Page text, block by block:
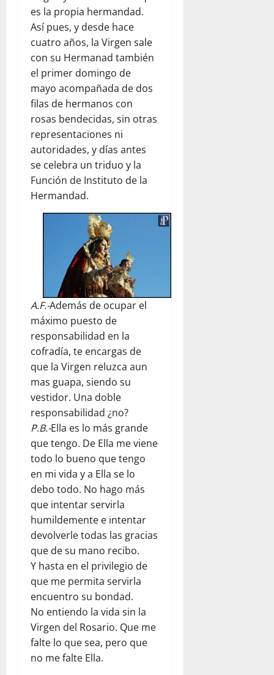
es la propia hermandad.
Así pues, y desde hace
cuatro años, la Virgen sale
con su Hermanad también
el primer domingo de
mayo acompañada de dos
filas de hermanos con
rosas bendecidas, sin otras
representaciones ni
autoridades, y días antes
se celebra un triduo y la
Función de Instituto de la
Hermandad.
A.F.-Además de ocupar el
máximo puesto de
responsabilidad en la
cofradía, te encargas de
que la Virgen reluzca aun
mas guapa, siendo su
vestidor. Una doble
responsabilidad ¿no?
P.B.-Ella es lo más grande
que tengo. De Ella me viene
todo lo bueno que tengo
en mi vida y a Ella se lo
debo todo. No hago más
que intentar servirla
humildemente e intentar
devolverle todas las gracias
que de su mano recibo.
Y hasta en el privilegio de
que me permita servirla
encuentro su bondad.
No entiendo la vida sin la
Virgen del Rosario. Que me
falte lo que sea, pero que
no me falte Ella.